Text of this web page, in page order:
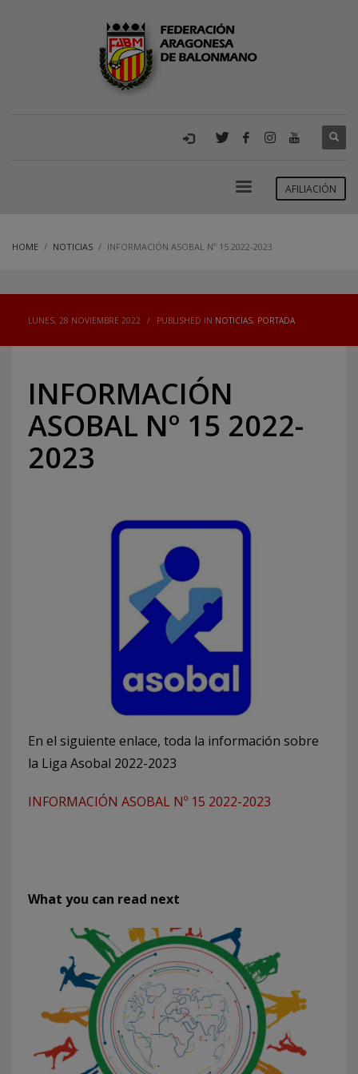
AFILIACIÓN
HOME NOTICIAS INFORMACIÓN ASOBAL Nº 15 2022-2023
LUNES, 28 NOVIEMBRE 2022 / PUBLISHED IN NOTICIAS, PORTADA
INFORMACIÓN
ASOBAL Nº 15 2022-
2023
En el siguiente enlace, toda la información sobre
la Liga Asobal 2022-2023
INFORMACIÓN ASOBAL Nº 15 2022-2023
What you can read next